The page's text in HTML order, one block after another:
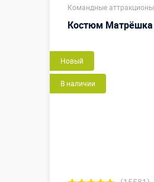
Командные аттракционы
Костюм Матрёшка
Новый
В наличии